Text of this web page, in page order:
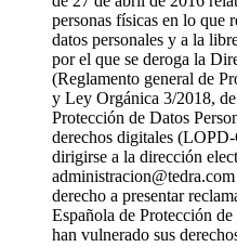
personas físicas en lo que
datos personales y a la
por el que se deroga la
(Reglamento general de
y Ley Orgánica 3/2018,
Protección de Datos
derechos digitales
dirigirse a la dirección
derecho a presentar
Española de Protección
han vulnerado sus